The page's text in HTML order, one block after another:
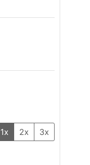
1x 2x
3x